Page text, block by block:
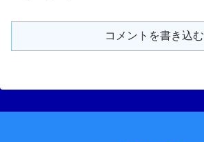
コメントを書き込む